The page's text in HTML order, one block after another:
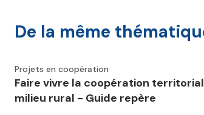
De la même
Projets en coopération
Faire vivre la coopération
milieu rural - Guide repère